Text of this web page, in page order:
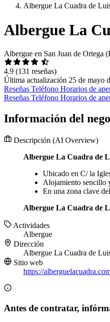
Albergue La Cuadra de
Albergue La
Albergue en San Juan de Ortega
4.9 (131 reseñas)
Última actualización 25 de mayo
Reseñas Teléfono Horarios de
Reseñas Teléfono Horarios de
Información del
Descripción (AI Overview)
Albergue La Cuadra de
Ubicado en C/ la
Alojamiento sencillo
En una zona clave
Albergue La Cuadra de
Actividades
Albergue
Dirección
Albergue La Cuadra de
Sitio web
https://
Antes de contratar,